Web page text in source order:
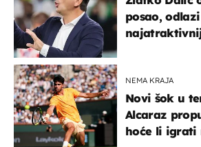
posao,
NEMA KRAJA
Novi šok u
Alcaraz
hoće li igrati